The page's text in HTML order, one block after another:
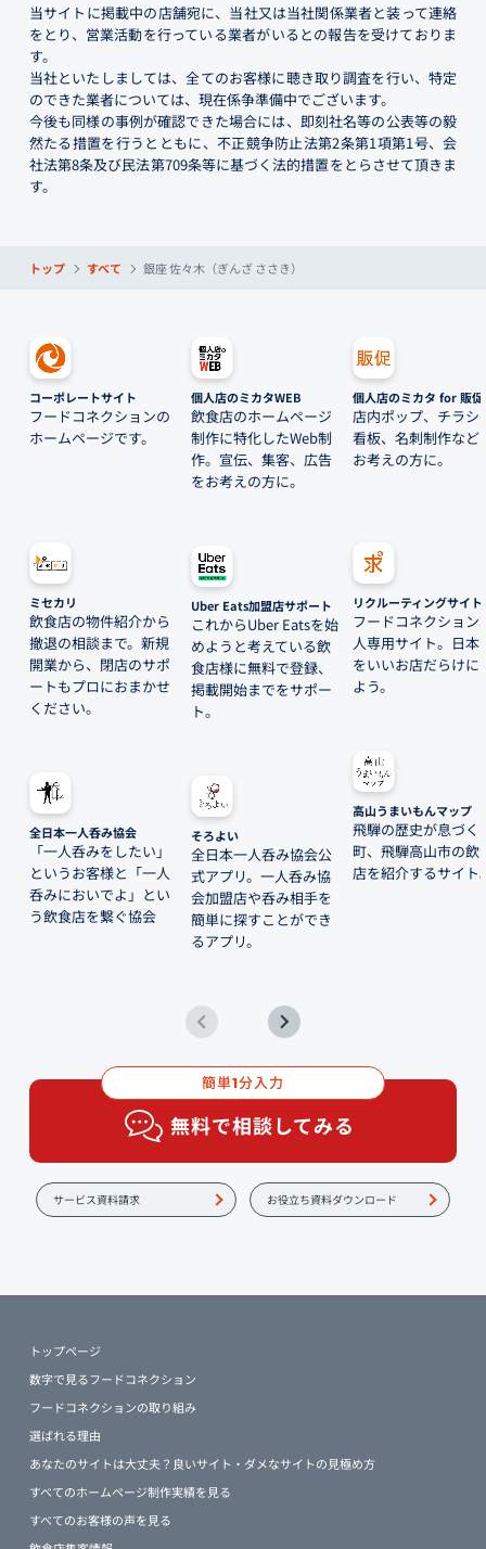
当サイトに掲載中の店舗宛に、当社又は当社関係業者と装って連絡
をとり、営業活動を行っている業者がいるとの報告を受けておりま
す。
当社といたしましては、全てのお客様に聴き取り調査を行い、特定
のできた業者については、現在係争準備中でございます。
今後も同様の事例が確認できた場合には、即刻社名等の公表等の毅
然たる措置を行うとともに、不正競争防止法第2条第1項第1号、会
社法第8条及び民法第709条等に基づく法的措置をとらさせて頂きま
す。
トップ すべて 銀座 佐々木（ぎんざ ささき）
コーポレートサイト
フードコネクションの
ホームページです。
ミセカリ
飲食店の物件紹介から
撤退の相談まで。新規
開業から、閉店のサポ
ートもプロにおまかせ
ください。
全日本一人呑み協会
「一人呑みをしたい」
というお客様と「一人
呑みにおいでよ」とい
う飲食店を繋ぐ協会
個人店のミカタWEB
飲食店のホームページ
制作に特化したWeb制
作。宣伝、集客、広告
をお考えの方に。
Uber Eats加盟店サポート
これからUber Eatsを始
めようと考えている飲
食店様に無料で登録、
掲載開始までをサポー
ト。
そろよい
全日本一人呑み協会公
式アプリ。一人呑み協
会加盟店や呑み相手を
簡単に探すことができ
るアプリ。
個人店のミカタ for 販促
店内ポップ、チラシ
看板、名刺制作など
お考えの方に。
リクルーティングサイト
フードコネクション
人専用サイト。日本
をいいお店だらけに
よう。
高山うまいもんマップ
飛騨の歴史が息づく
町、飛騨高山市の飲
店を紹介するサイト
簡単1分入力
無料で相談してみる
サービス資料請求 お役立ち資料ダウンロード
トップページ
数字で見るフードコネクション
フードコネクションの取り組み
選ばれる理由
あなたのサイトは大丈夫？良いサイト・ダメなサイトの見極め方
すべてのホームページ制作実績を見る
すべてのお客様の声を見る